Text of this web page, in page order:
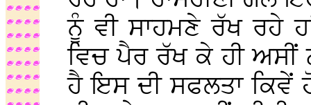
ਨੂੰ ਵੀ ਸਾਹਮਣੇ ਰੱਖ ਰਹੇ
ਵਿਚ ਪੈਰ ਰੱਖ ਕੇ ਹੀ ਅਸੀਂ
ਹੈ ਇਸ ਦੀ ਸਫਲਤਾ ਕਿਵੇਂ